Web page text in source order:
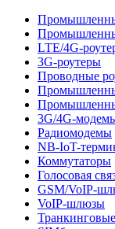
LTE/4G-
3G-роутеры
Проводные
3G/4G-
Радиомодемы
NB-IoT-
Коммутаторы
Голосовая
GSM/VoIP-
VoIP-шлюзы